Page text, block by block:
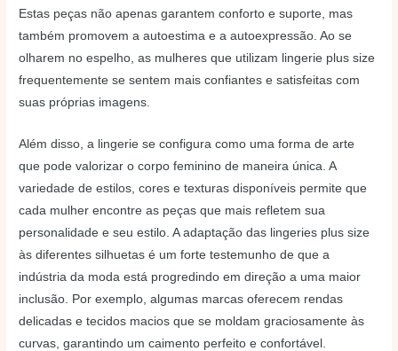
Estas peças não apenas garantem conforto e suporte, mas
também promovem a autoestima e a autoexpressão. Ao se
olharem no espelho, as mulheres que utilizam lingerie plus size
frequentemente se sentem mais confiantes e satisfeitas com
suas próprias imagens.
Além disso, a lingerie se configura como uma forma de arte
que pode valorizar o corpo feminino de maneira única. A
variedade de estilos, cores e texturas disponíveis permite que
cada mulher encontre as peças que mais refletem sua
personalidade e seu estilo. A adaptação das lingeries plus size
às diferentes silhuetas é um forte testemunho de que a
indústria da moda está progredindo em direção a uma maior
inclusão. Por exemplo, algumas marcas oferecem rendas
delicadas e tecidos macios que se moldam graciosamente às
curvas, garantindo um caimento perfeito e confortável.